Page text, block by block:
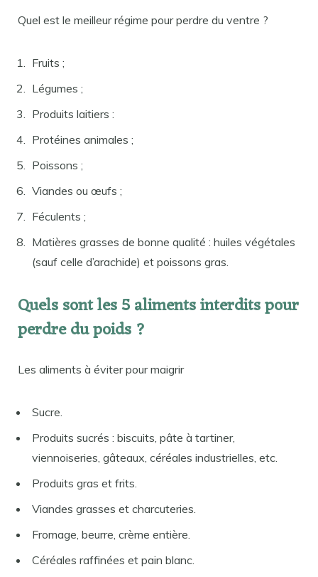
Quel est le meilleur régime pour perdre du ventre ?
Fruits ;
Légumes ;
Produits laitiers :
Protéines animales ;
Poissons ;
Viandes ou œufs ;
Féculents ;
Matières grasses de bonne qualité : huiles végétales
(sauf celle d’arachide) et poissons gras.
Quels sont les 5 aliments interdits pour
perdre du poids ?
Les aliments à éviter pour maigrir
Sucre.
Produits sucrés : biscuits, pâte à tartiner,
viennoiseries, gâteaux, céréales industrielles, etc.
Produits gras et frits.
Viandes grasses et charcuteries.
Fromage, beurre, crème entière.
Céréales raffinées et pain blanc.